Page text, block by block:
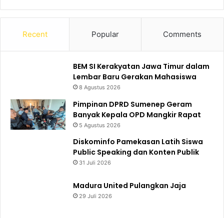
Recent Popular Comments
BEM SI Kerakyatan Jawa Timur dalam
Lembar Baru Gerakan Mahasiswa
8 Agustus 2026
Pimpinan DPRD Sumenep Geram
Banyak Kepala OPD Mangkir Rapat
5 Agustus 2026
Diskominfo Pamekasan Latih Siswa
Public Speaking dan Konten Publik
31 Juli 2026
Madura United Pulangkan Jaja
29 Juli 2026